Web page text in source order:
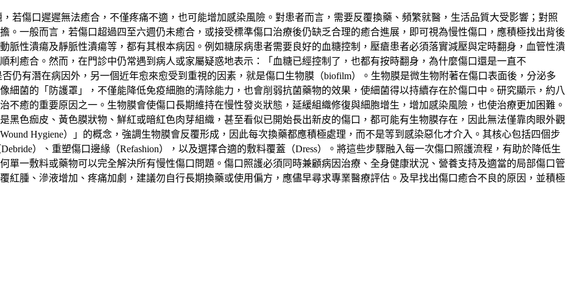
若傷口遲遲無法癒合，不僅疼痛不適，也可能增加感染風險。對患者而言，需要反覆換藥、頻繁就醫，生活品質大受影響；對照
。一般而言，若傷口超過四至六週仍未癒合，或接受標準傷口治療後仍缺乏合理的癒合進展，即可視為慢性傷口，應積極找出背後
脈性潰瘍及靜脈性潰瘍等，都有其根本病因。例如糖尿病患者需要良好的血糖控制，壓瘡患者必須落實減壓與定時翻身，血管性潰
利癒合。然而，在門診中仍常遇到病人或家屬疑惑地表示：「血糖已經控制了，也都有按時翻身，為什麼傷口還是一直不
仍有潛在病因外，另一個近年愈來愈受到重視的因素，就是傷口生物膜（biofilm）。生物膜是微生物附著在傷口表面後，分泌多
細菌的「防護罩」，不僅能降低免疫細胞的清除能力，也會削弱抗菌藥物的效果，使細菌得以持續存在於傷口中。研究顯示，約八
不癒的重要原因之一。生物膜會使傷口長期維持在慢性發炎狀態，延緩組織修復與細胞增生，增加感染風險，也使治療更加困難。
黑色痂皮、黃色膜狀物、鮮紅或暗紅色肉芽組織，甚至看似已開始長出新皮的傷口，都可能有生物膜存在，因此無法僅靠肉眼外觀
Hygiene）」的概念，強調生物膜會反覆形成，因此每次換藥都應積極處理，而不是等到感染惡化才介入。其核心包括四個步
）、重塑傷口邊緣（Refashion），以及選擇合適的敷料覆蓋（Dress）。將這些步驟融入每一次傷口照護流程，有助於降低生
單一敷料或藥物可以完全解決所有慢性傷口問題。傷口照護必須同時兼顧病因治療、全身健康狀況、營養支持及適當的局部傷口管
紅腫、滲液增加、疼痛加劇，建議勿自行長期換藥或使用偏方，應儘早尋求專業醫療評估。及早找出傷口癒合不良的原因，並積極